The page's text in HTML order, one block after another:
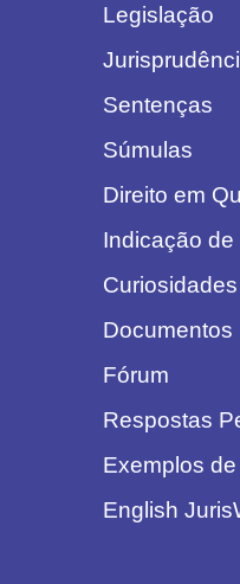
Legislação
Sentenças
Súmulas
Direito em
Indicação de
Documentos
Fórum
Respostas
Exemplos
English